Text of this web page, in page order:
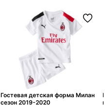
Гостевая детская форма Милан
сезон 2019-2020